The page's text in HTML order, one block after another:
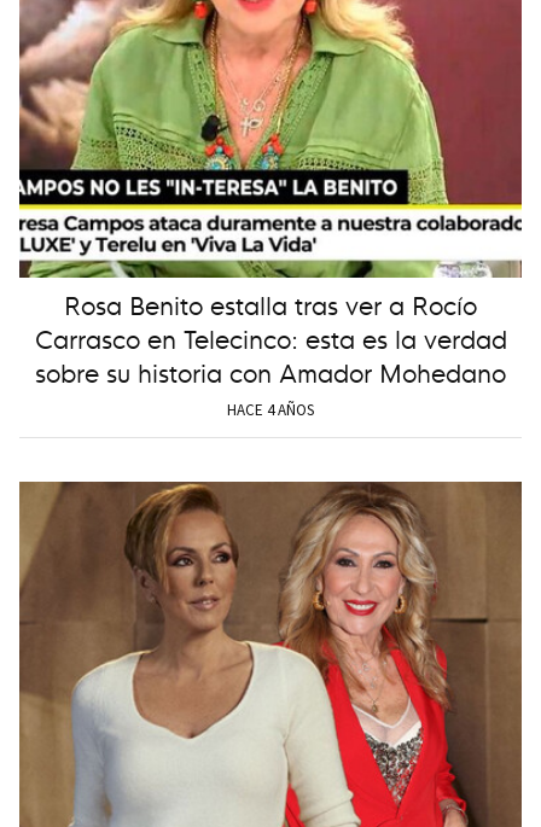
Rosa Benito estalla tras ver a Rocío
Carrasco en Telecinco: esta es la verdad
sobre su historia con Amador Mohedano
HACE 4 AÑOS